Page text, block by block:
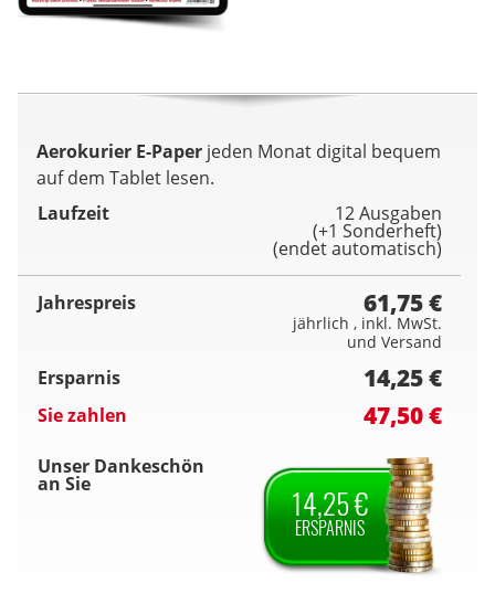
Aerokurier E-Paper jeden Monat digital bequem
auf dem Tablet lesen.
Laufzeit
12 Ausgaben
(+1 Sonderheft)
(endet automatisch)
Jahrespreis 61,75 €
jährlich , inkl. MwSt.
und Versand
Ersparnis 14,25 €
Sie zahlen 47,50 €
Unser Dankeschön
an Sie 14,25 €
ERSPARNIS